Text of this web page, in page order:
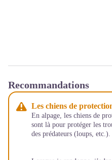
Recommandations
Les chiens de
En alpage, les chiens de
sont là pour protéger les
des prédateurs (loups, etc.).